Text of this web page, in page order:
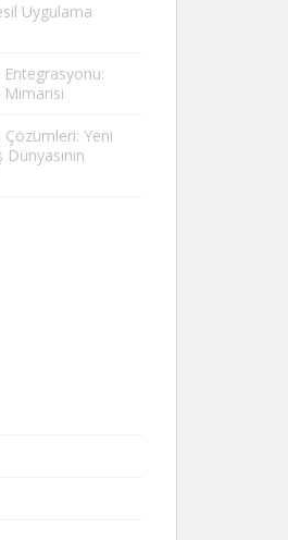
Uygulama
Mimarisi
Çözümleri: Yeni